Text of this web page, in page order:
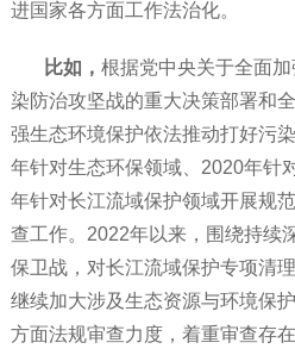
进国家各方面工作法治化。
比如， 根据党中央关于全面
染防治攻坚战的重大决策部署和
强生态环境保护依法推动打好污
年针对生态环保领域、2020年针
年针对长江流域保护领域开展规
查工作。2022年以来，围绕持续
保卫战，对长江流域保护专项清
继续加大涉及生态资源与环境保
方面法规审查力度，着重审查存